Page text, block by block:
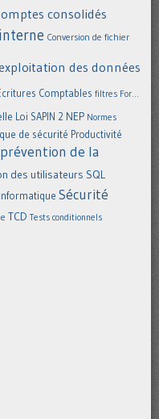
consolidés
Conversion de fichier
des données
Comptables filtres For...
Loi SAPIN 2 NEP Normes
de sécurité Productivité
prévention de la
des utilisateurs SQL
Sécurité
TCD Tests conditionnels